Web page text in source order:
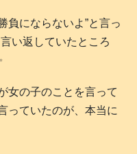
負にならないよ”と言っ
い返していたところ
女の子のことを言って
っていたのが、本当に